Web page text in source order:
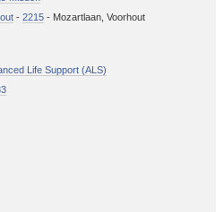
- 2215- Mozartlaan, Voorhout
Life Support (ALS)